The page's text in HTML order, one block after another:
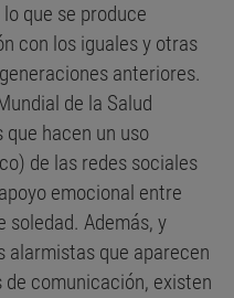
que se produce
con los iguales y otras
anteriores.
de la Salud
hacen un uso
de las redes sociales
emocional entre
soledad. Además, y
alarmistas que aparecen
comunicación, existen